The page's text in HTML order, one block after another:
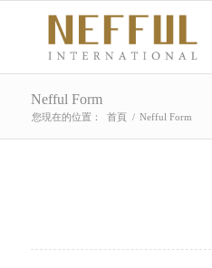
Nefful Form
您現在的位置： 首頁 / Nefful Form